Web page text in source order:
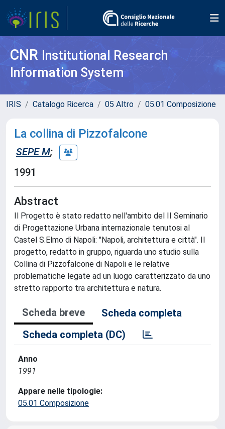
CNR Institutional Research
Information System
IRIS Catalogo Ricerca 05 Altro 05.01 Composizione
La collina di Pizzofalcone
SEPE M;
1991
Abstract
Il Progetto è stato redatto nell'ambito del II Seminario
di Progettazione Urbana internazionale tenutosi al
Castel S.Elmo di Napoli: "Napoli, architettura e città". Il
progetto, redatto in gruppo, riguarda uno studio sulla
Collina di Pizzofalcone di Napoli e le relative
problematiche legate ad un luogo caratterizzato da uno
stretto rapporto tra architettura e natura.
Scheda breve
Scheda completa
Scheda completa (DC)
Anno
1991
Appare nelle tipologie:
05.01 Composizione